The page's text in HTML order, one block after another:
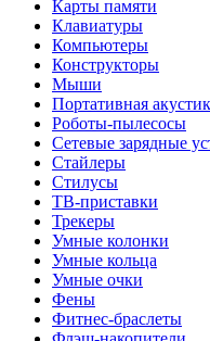
Карты памяти
Клавиатуры
Компьютеры
Конструкторы
Мыши
Портативная
Роботы-пылесосы
Сетевые зарядные
Стайлеры
Стилусы
ТВ-приставки
Трекеры
Умные колонки
Умные кольца
Умные очки
Фены
Фитнес-браслеты